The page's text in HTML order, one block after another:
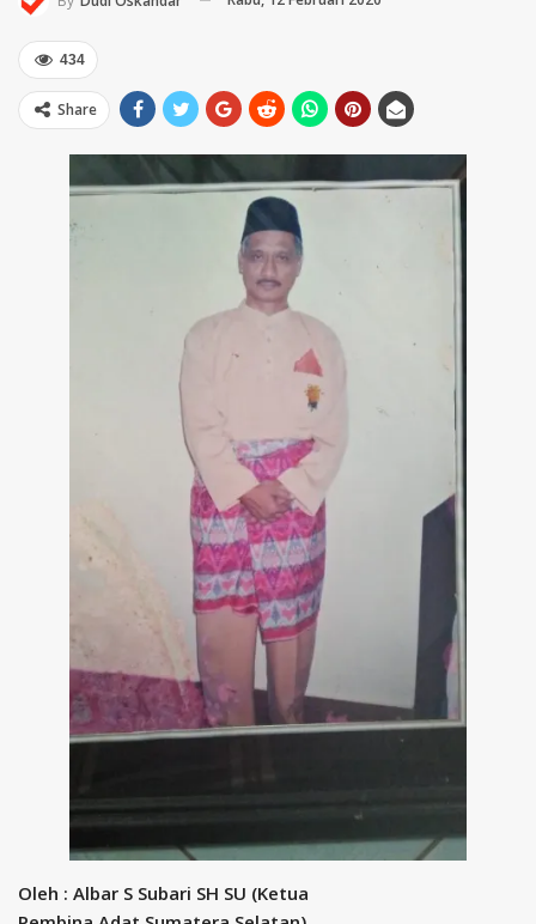
434
Share
Oleh : Albar S Subari SH SU (Ketua